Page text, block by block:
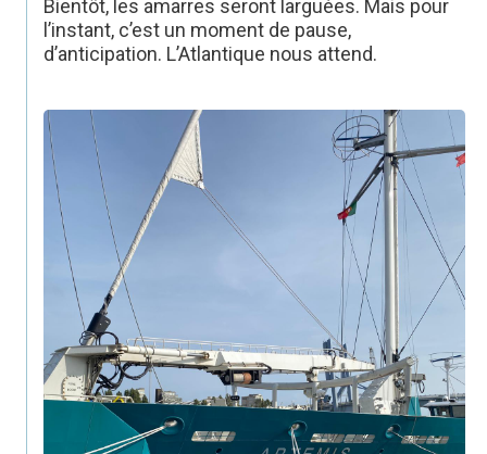
Bientôt, les amarres seront larguées. Mais pour
l’instant, c’est un moment de pause,
d’anticipation. L’Atlantique nous attend.